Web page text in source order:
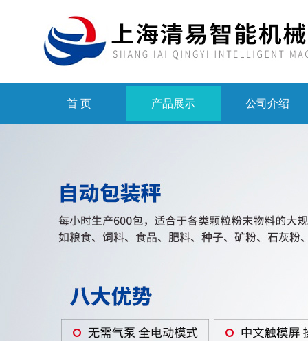
首 页 产品展示 公司介绍